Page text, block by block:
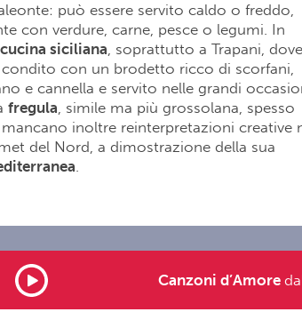
Canzoni d’Amore
può essere servito caldo o freddo,
con verdure, carne, pesce o legumi. In
cucina siciliana, soprattutto a Trapani,
con un brodetto ricco di scorfani,
e cannella e servito nelle grandi
fregula, simile ma più grossolana, spesso
inoltre reinterpretazioni creative
del Nord, a dimostrazione della sua
.